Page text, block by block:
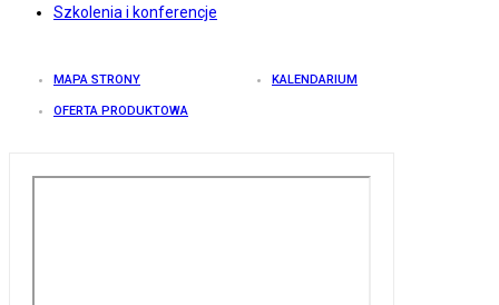
Szkolenia i konferencje
MAPA STRONY KALENDARIUM
OFERTA PRODUKTOWA